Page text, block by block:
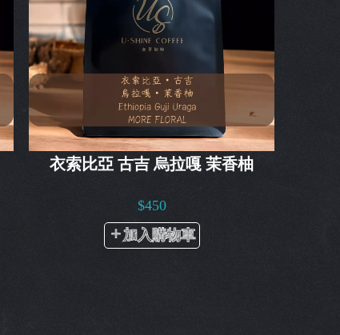
衣索比亞 古吉 烏拉嘎 茉香柚
$450
加入購物車